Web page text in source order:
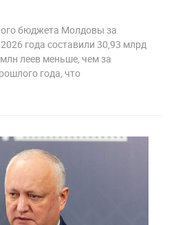
бюджета Молдовы за
года составили 30,93 млрд
леев меньше, чем за
года, что